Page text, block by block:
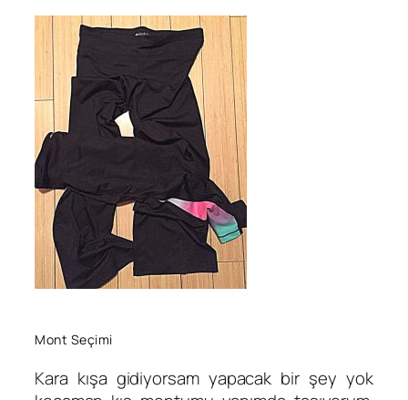
Mont Seçimi
Kara kışa gidiyorsam yapacak bir şey yok